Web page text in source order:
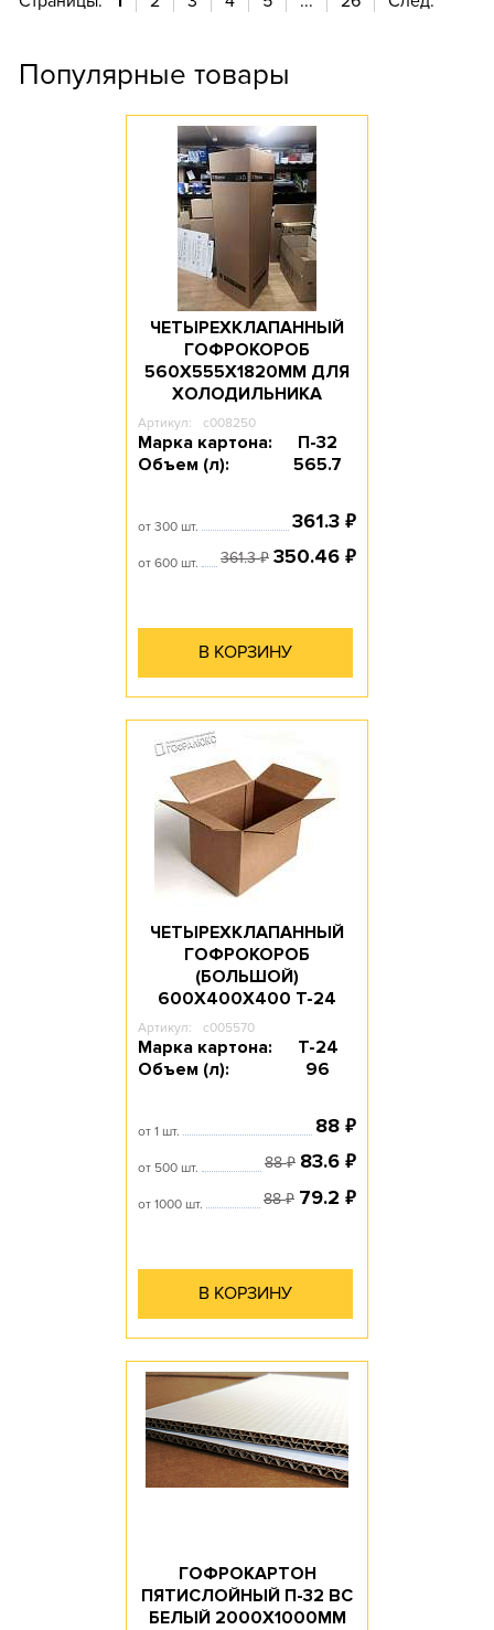
Популярные товары
ЧЕТЫРЕХКЛАПАННЫЙ
ГОФРОКОРОБ
560Х555Х1820ММ ДЛЯ
ХОЛОДИЛЬНИКА
Артикул: c008250
Марка картона:
П-32
Объем (л):
565.7
от 300 шт. 361.3 ₽
от 600 шт. 361.3₽ 350.46 ₽
В КОРЗИНУ
ЧЕТЫРЕХКЛАПАННЫЙ
ГОФРОКОРОБ
(БОЛЬШОЙ)
600Х400Х400 T-24
Артикул: c005570
Марка картона:
Т-24
Объем (л):
96
от 1 шт. 88 ₽
от 500 шт. 88₽ 83.6 ₽
от 1000 шт. 88₽ 79.2 ₽
В КОРЗИНУ
ГОФРОКАРТОН
ПЯТИСЛОЙНЫЙ П-32 ВС
БЕЛЫЙ 2000Х1000ММ